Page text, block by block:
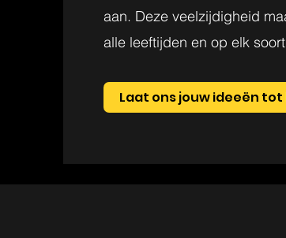
aan. Deze veelzijdigheid
alle leeftijden en op elk
Laat ons jouw ideeën